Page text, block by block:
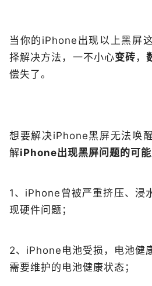
当你的iPhone出现以上黑屏
择解决方法，一不小心变砖 ，
偿失了。
想要解决iPhone黑屏无法唤
解iPhone出现黑屏问题的可能
1、iPhone曾被严重挤压、浸
现硬件问题；
2、iPhone电池受损，电池健
需要维护的电池健康状态；